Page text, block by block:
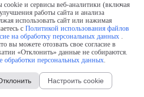
Дизельный
генератор
GSW460V 3Ф,
208В, 370.44 кВт
Дизельный
генератор GSW460I
3Ф, 400В, 327.67
Дизельный
генератор
и сервисы веб-аналитики (включая
работы сайта и анализа
использовать сайт или нажимая
с Политикой использования файлов
на обработку персональных данных .
вы можете отозвать свое согласие в
«Отклонить» данные не собираются.
обработки персональных данных.
Настроить cookie